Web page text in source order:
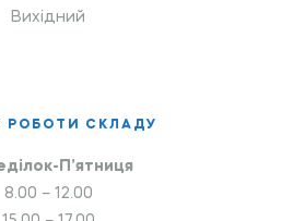
Вихідний
РОБОТИ СКЛАДУ
П’ятниця
8.00 – 12.00